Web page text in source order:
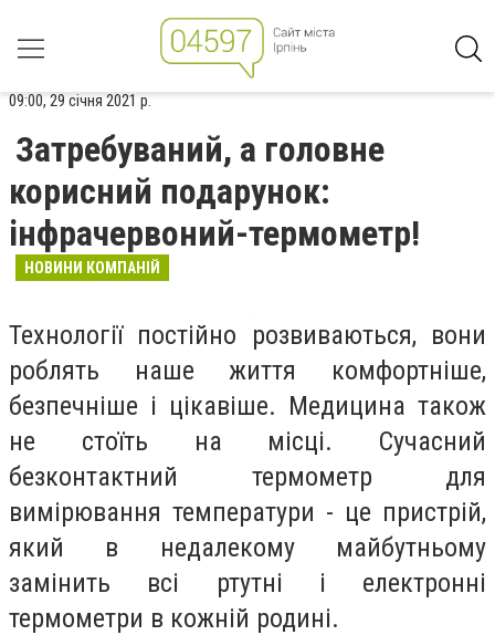
09:00, 29 січня 2021 р.
Затребуваний, а головне
корисний подарунок:
інфрачервоний-термометр!
НОВИНИ КОМПАНІЙ
Технології постійно розвиваються, вони
роблять наше життя комфортніше,
безпечніше і цікавіше. Медицина також
не стоїть на місці. Сучасний
безконтактний термометр для
вимірювання температури - це пристрій,
який в недалекому майбутньому
замінить всі ртутні і електронні
термометри в кожній родині.